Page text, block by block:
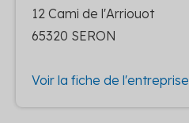
12 Cami de l'Arriouot
65320 SERON
Voir la fiche de l'entreprise